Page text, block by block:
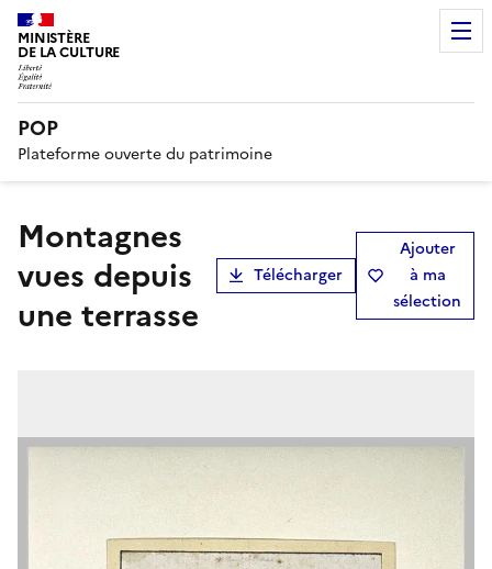
MINISTÈRE
DE LA CULTURE
POP
Plateforme ouverte du patrimoine
Montagnes
vues depuis
une terrasse
Télécharger
Ajouter
à ma
sélection